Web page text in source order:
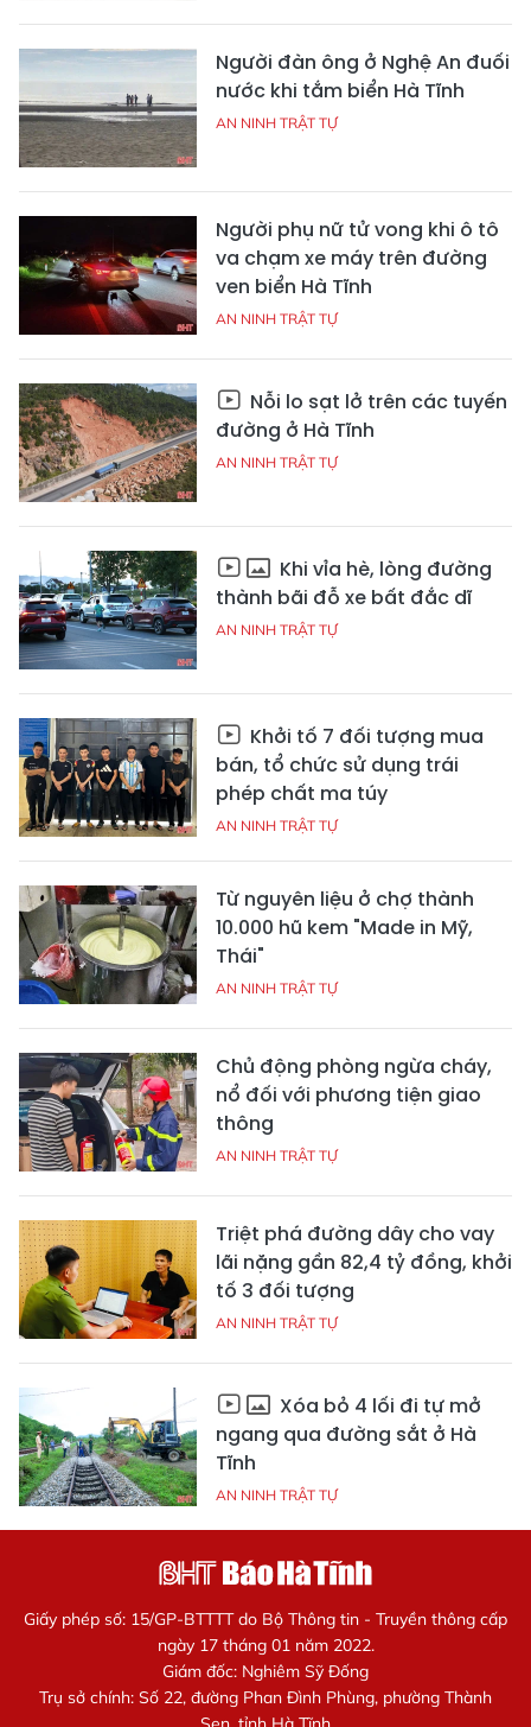
Người đàn ông ở Nghệ An đuối
nước khi tắm biển Hà Tĩnh
AN NINH TRẬT TỰ
Người phụ nữ tử vong khi ô tô
va chạm xe máy trên đường
ven biển Hà Tĩnh
AN NINH TRẬT TỰ
Nỗi lo sạt lở trên các tuyến
đường ở Hà Tĩnh
AN NINH TRẬT TỰ
Khi vỉa hè, lòng đường
thành bãi đỗ xe bất đắc dĩ
AN NINH TRẬT TỰ
Khởi tố 7 đối tượng mua
bán, tổ chức sử dụng trái
phép chất ma túy
AN NINH TRẬT TỰ
Từ nguyên liệu ở chợ thành
10.000 hũ kem "Made in Mỹ,
Thái"
AN NINH TRẬT TỰ
Chủ động phòng ngừa cháy,
nổ đối với phương tiện giao
thông
AN NINH TRẬT TỰ
Triệt phá đường dây cho vay
lãi nặng gần 82,4 tỷ đồng, khởi
tố 3 đối tượng
AN NINH TRẬT TỰ
Xóa bỏ 4 lối đi tự mở
ngang qua đường sắt ở Hà
Tĩnh
AN NINH TRẬT TỰ
Giấy phép số: 15/GP-BTTTT do Bộ Thông tin - Truyền thông cấp
ngày 17 tháng 01 năm 2022.
Giám đốc: Nghiêm Sỹ Đống
Trụ sở chính: Số 22, đường Phan Đình Phùng, phường Thành